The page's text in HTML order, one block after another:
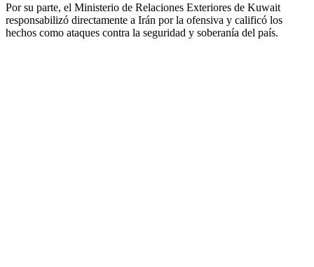
Por su parte, el Ministerio de Relaciones Exteriores de Kuwait
responsabilizó directamente a Irán por la ofensiva y calificó los
hechos como ataques contra la seguridad y soberanía del país.